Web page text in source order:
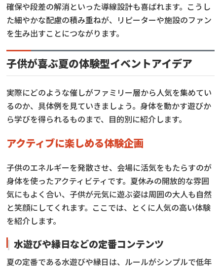
確保や段差の解消といった導線設計も喜ばれます。こうし
た細やかな配慮の積み重ねが、リピーターや施設のファン
を生み出すことにつながります。
子供が喜ぶ夏の体験型イベントアイデア
実際にどのような催しがファミリー層から人気を集めてい
るのか、具体例を見ていきましょう。身体を動かす遊びか
ら学びを得られるものまで、目的別に紹介します。
アクティブに楽しめる体験企画
子供のエネルギーを発散させ、会場に活気をもたらすのが
身体を使ったアクティビティです。夏休みの開放的な雰囲
気にもよく合い、子供が元気に遊ぶ姿は周囲の大人も自然
と笑顔にしてくれます。ここでは、とくに人気の高い体験
を紹介します。
水遊びや縁日などの定番コンテンツ
夏の定番である水遊びや縁日は、ルールがシンプルで低年